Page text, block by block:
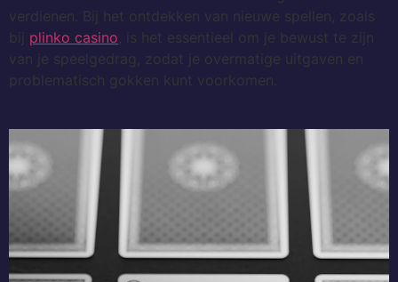
verdienen. Bij het ontdekken van nieuwe spellen, zoals
bij plinko casino , is het essentieel om je bewust te zijn
van je speelgedrag, zodat je overmatige uitgaven en
problematisch gokken kunt voorkomen.